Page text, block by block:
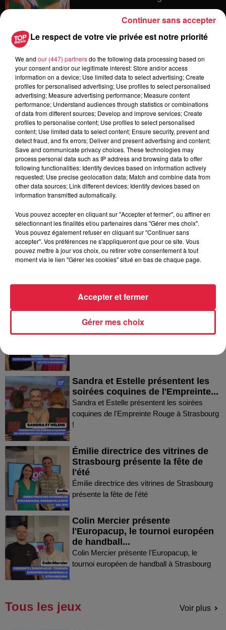
pape à Metz en septembre
5 août 2026
Europa-Park : des précisons sur
l’après Euro-Mir
Dans la même série
Thierry du Domaine Wunsch et
Mann à Wettolsheim !
Thierry du Domaine Wunsch et Mann à
Fanny nous présente le festival
Festimania !
Fanny nous présente le festival Festimania !
Sandra et Estelle présentent les
soirées coquines de l'Empreinte...
Sandra et Estelle présentent les soirées
coquines de l'Empreinte Rouge à Strasbourg
!
Émilie directrice des vitrines de
Strasbourg présente la fête de
l'été
Émilie directrice des vitrines de Strasbourg
présente la fête de l'été
Colin Mercier présente
l'Europacup, le tournoi européen
de handball...
Colin Mercier présente l'Europacup, le
tournoi européen de handball à Strasbourg
Tous les jeux Voir plus
Le respect de votre vie privée est notre priorité
We and our (447) partnersdo the following data processing based on
your consent and/or our legitimate interest: Store and/or access
information on a device; Use limited data to select advertising; Create
profiles for personalised advertising; Use profiles to select personalised
advertising; Measure advertising performance; Measure content
performance; Understand audiences through statistics or combinations
of data from different sources; Develop and improve services; Create
profiles to personalise content; Use profiles to select personalised
content; Use limited data to select content; Ensure security, prevent and
detect fraud, and fix errors; Deliver and present advertising and content;
Save and communicate privacy choices. These technologies may
process personal data such as IP address and browsing data to offer
following functionalities: Identify devices based on information actively
requested; Use precise geolocation data; Match and combine data from
other data sources; Link different devices; Identify devices based on
information transmitted automatically.
Vous pouvez accepter en cliquant sur "Accepter et fermer", ou affiner en
sélectionnant les finalités et/ou partenaires dans "Gérer mes choix".
Vous pouvez également refuser en cliquant sur "Continuer sans
accepter". Vos préférences ne s'appliqueront que pour ce site. Vous
pouvez mettre à jour vos choix, ou retirer votre consentement à tout
moment via le lien "Gérer les cookies" situé en bas de chaque page.
Gérer mes choix
Accepter et fermer
Continuer sans accepter